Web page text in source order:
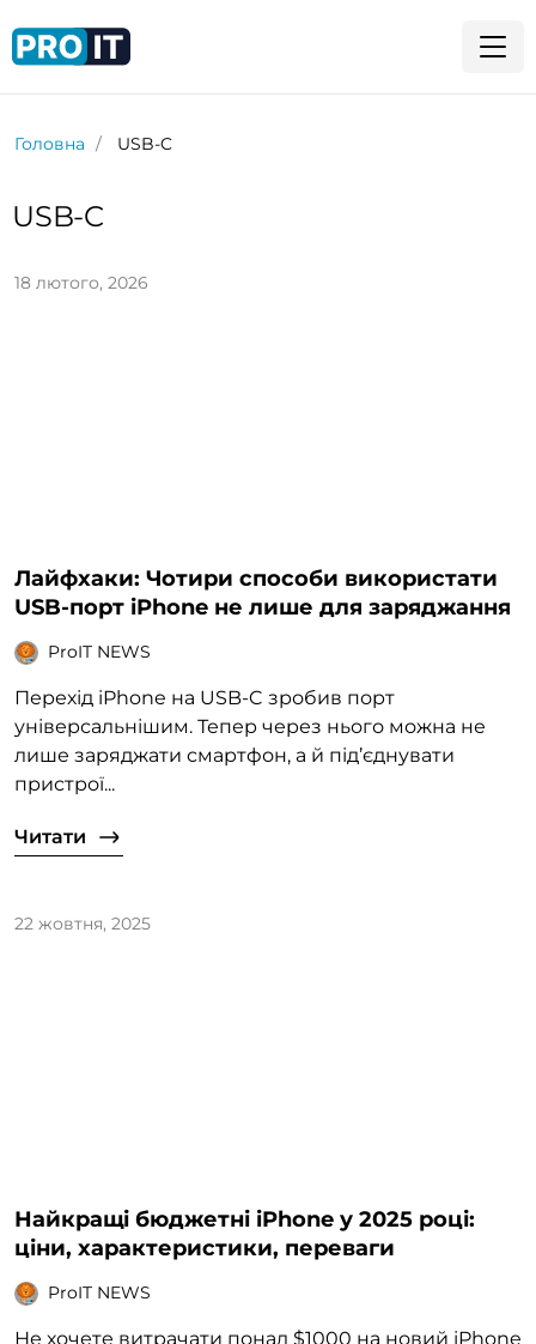
Головна USB-C
USB-C
18 лютого, 2026
Лайфхаки: Чотири способи використати
USB-порт iPhone не лише для заряджання
ProIT NEWS
Перехід iPhone на USB-C зробив порт
універсальнішим. Тепер через нього можна не
лише заряджати смартфон, а й під’єднувати
пристрої...
Читати
22 жовтня, 2025
Найкращі бюджетні iPhone у 2025 році:
ціни, характеристики, переваги
ProIT NEWS
Не хочете витрачати понад $1000 на новий iPhone